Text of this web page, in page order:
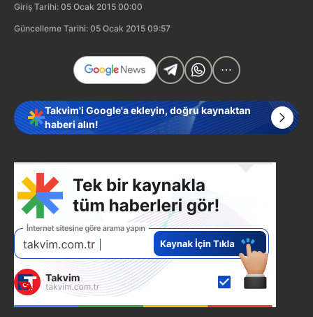
Giriş Tarihi: 05 Ocak 2015 00:00
Güncelleme Tarihi: 05 Ocak 2015 09:57
Takvim'i Google'a ekleyin, doğru kaynaktan
haberi alın!